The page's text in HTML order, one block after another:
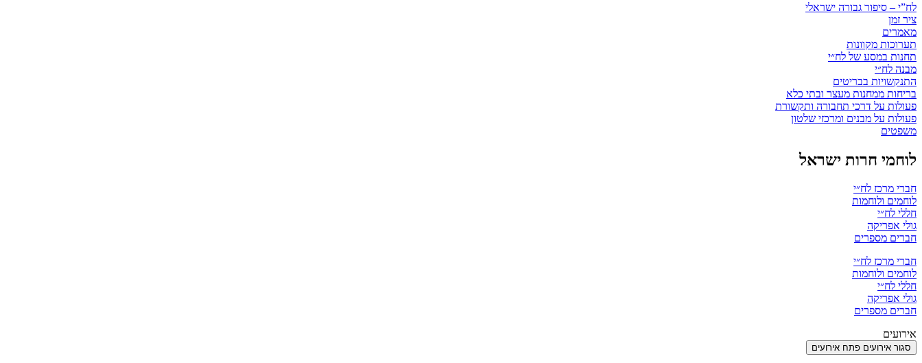
לח”י – סיפור גבורה ישראלי
ציר זמן
מאמרים
תערוכות מקוונות
תחנות במסע של לח״י
מבנה לח״י
התנקשויות בבריטים
בריחות ממחנות מעצר ובתי כלא
פעולות על דרכי תחבורה ותקשורת
פעולות על מבנים ומרכזי שלטון
משפטים
לוחמי חרות ישראל
חברי מרכז לח״י
לוחמים ולוחמות
חללי לח״י
גולי אפריקה
חברים מספרים
חברי מרכז לח״י
לוחמים ולוחמות
חללי לח״י
גולי אפריקה
חברים מספרים
אירועים
סגור אירועים פתח אירועים